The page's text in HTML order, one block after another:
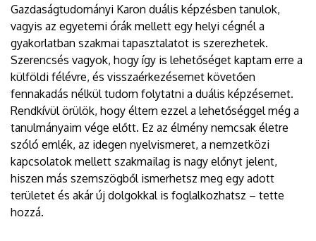
Gazdaságtudományi Karon duális képzésben tanulok,
vagyis az egyetemi órák mellett egy helyi cégnél a
gyakorlatban szakmai tapasztalatot is szerezhetek.
Szerencsés vagyok, hogy így is lehetőséget kaptam erre a
külföldi félévre, és visszaérkezésemet követően
fennakadás nélkül tudom folytatni a duális képzésemet.
Rendkívül örülök, hogy éltem ezzel a lehetőséggel még a
tanulmányaim vége előtt. Ez az élmény nemcsak életre
szóló emlék, az idegen nyelvismeret, a nemzetközi
kapcsolatok mellett szakmailag is nagy előnyt jelent,
hiszen más szemszögből ismerhetsz meg egy adott
területet és akár új dolgokkal is foglalkozhatsz – tette
hozzá.